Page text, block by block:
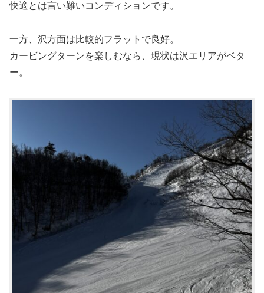
快適とは言い難いコンディションです。
一方、沢方面は比較的フラットで良好。
カービングターンを楽しむなら、現状は沢エリアがベタ
ー。